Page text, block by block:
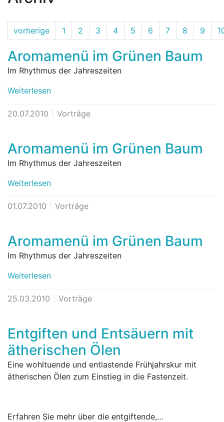
vorherige 1 2 3 4 5 6 7 8 9
Aromamenü im Grünen Baum
Im Rhythmus der Jahreszeiten
Weiterlesen
20.07.2010 Vorträge
Aromamenü im Grünen Baum
Im Rhythmus der Jahreszeiten
Weiterlesen
01.07.2010 Vorträge
Aromamenü im Grünen Baum
Im Rhythmus der Jahreszeiten
Weiterlesen
25.03.2010 Vorträge
Entgiften und Entsäuern mit
ätherischen Ölen
Eine wohltuende und entlastende Frühjahrskur mit
ätherischen Ölen zum Einstieg in die Fastenzeit.
Erfahren Sie mehr über die entgiftende,…